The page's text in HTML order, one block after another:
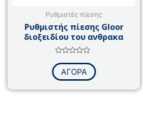
Ρυθμιστές πίεσης
Ρυθμιστής πίεσης Gloor
διοξειδίου του ανθρακα
με
από
ΑΓΟΡΑ